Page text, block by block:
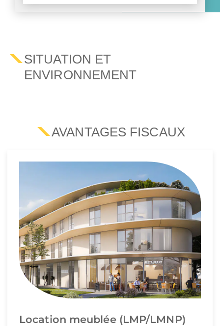
SITUATION ET
ENVIRONNEMENT
AVANTAGES FISCAUX
Location meublée (LMP/LMNP)